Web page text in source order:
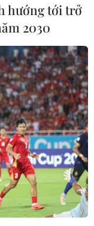
hướng tới trở
2030